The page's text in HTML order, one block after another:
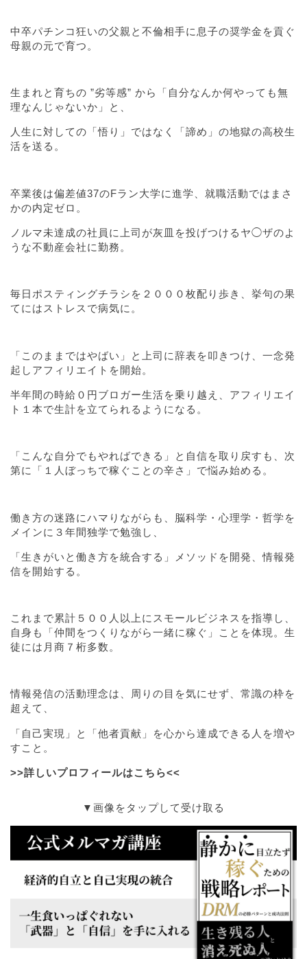
中卒パチンコ狂いの父親と不倫相手に息子の奨学金を貢ぐ
母親の元で育つ。
生まれと育ちの ”劣等感” から「自分なんか何やっても無
理なんじゃないか」と、
人生に対しての「悟り」ではなく「諦め」の地獄の高校生
活を送る。
卒業後は偏差値37のFラン大学に進学、就職活動ではまさ
かの内定ゼロ。
ノルマ未達成の社員に上司が灰皿を投げつけるヤ◯ザのよ
うな不動産会社に勤務。
毎日ポスティングチラシを２０００枚配り歩き、挙句の果
てにはストレスで病気に。
「このままではやばい」と上司に辞表を叩きつけ、一念発
起しアフィリエイトを開始。
半年間の時給０円ブロガー生活を乗り越え、アフィリエイ
ト１本で生計を立てられるようになる。
「こんな自分でもやればできる」と自信を取り戻すも、次
第に「１人ぼっちで稼ぐことの辛さ」で悩み始める。
働き方の迷路にハマりながらも、脳科学・心理学・哲学を
メインに３年間独学で勉強し、
「生きがいと働き方を統合する」メソッドを開発、情報発
信を開始する。
これまで累計５００人以上にスモールビジネスを指導し、
自身も「仲間をつくりながら一緒に稼ぐ」ことを体現。生
徒には月商７桁多数。
情報発信の活動理念は、周りの目を気にせず、常識の枠を
超えて、
「自己実現」と「他者貢献」を心から達成できる人を増や
すこと。
>>詳しいプロフィールはこちら<<
▼画像をタップして受け取る